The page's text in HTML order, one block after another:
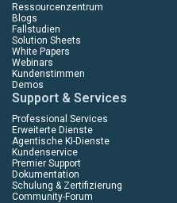
Ressourcenzentrum
Blogs
Fallstudien
Solution Sheets
White Papers
Webinars
Kundenstimmen
Demos
Support & Services
Professional Services
Erweiterte Dienste
Agentische KI-Dienste
Kundenservice
Premier Support
Dokumentation
Schulung & Zertifizierung
Community-Forum